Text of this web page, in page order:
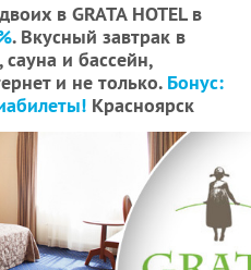
в GRATA HOTEL в
. Вкусный завтрак в
и бассейн,
и не только. Бонус:
Красноярск